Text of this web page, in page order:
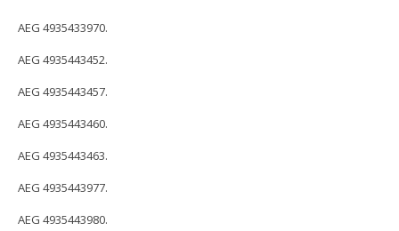
AEG 4935433970.
AEG 4935443452.
AEG 4935443457.
AEG 4935443460.
AEG 4935443463.
AEG 4935443977.
AEG 4935443980.